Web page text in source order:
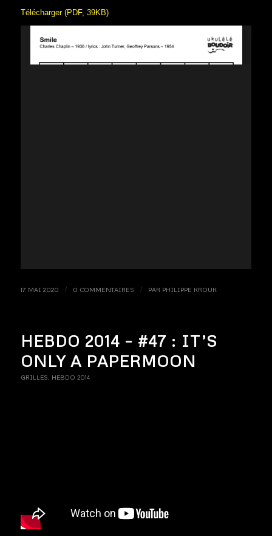
Télécharger (PDF, 39KB)
17 MAI 2020 / 0 COMMENTAIRES / PAR PHILIPPE KROUK
HEBDO 2014 – #47 : IT’S
ONLY A PAPERMOON
GRILLES, HEBDO 2014